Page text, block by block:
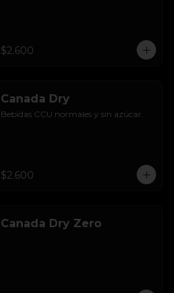
$2.600
Canada Dry
Bebidas CCU normales y sin azúcar.
$2.600
Canada Dry Zero